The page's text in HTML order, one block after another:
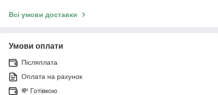
Всі умови доставки
Умови оплати
Післяплата
Оплата на рахунок
💸 Готівкою